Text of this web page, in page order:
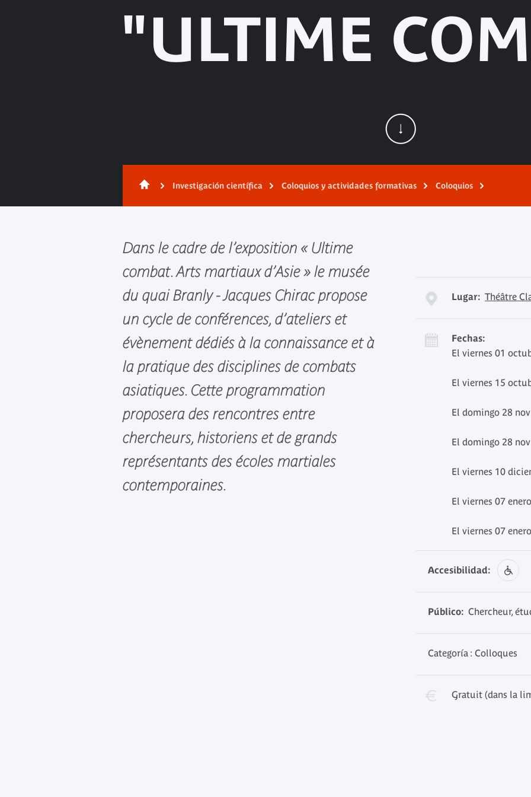
"ULTIME
Investigación científica Coloquios y actividades formativas Coloquios
Dans le cadre de l’exposition « Ultime
combat. Arts martiaux d’Asie » le musée
du quai Branly - Jacques Chirac propose
un cycle de conférences, d’ateliers et
évènement dédiés à la connaissance et à
la pratique des disciplines de combats
asiatiques. Cette programmation
proposera des rencontres entre
chercheurs, historiens et de grands
représentants des écoles martiales
contemporaines.
Lugar: Théâtre
Fechas:
El viernes 01
El viernes 15
El domingo 28
El domingo 28
El viernes 10
El viernes 07
El viernes 07
Accesibilidad:
Público: Chercheur,
Categoría : Colloques
Gratuit (dans la